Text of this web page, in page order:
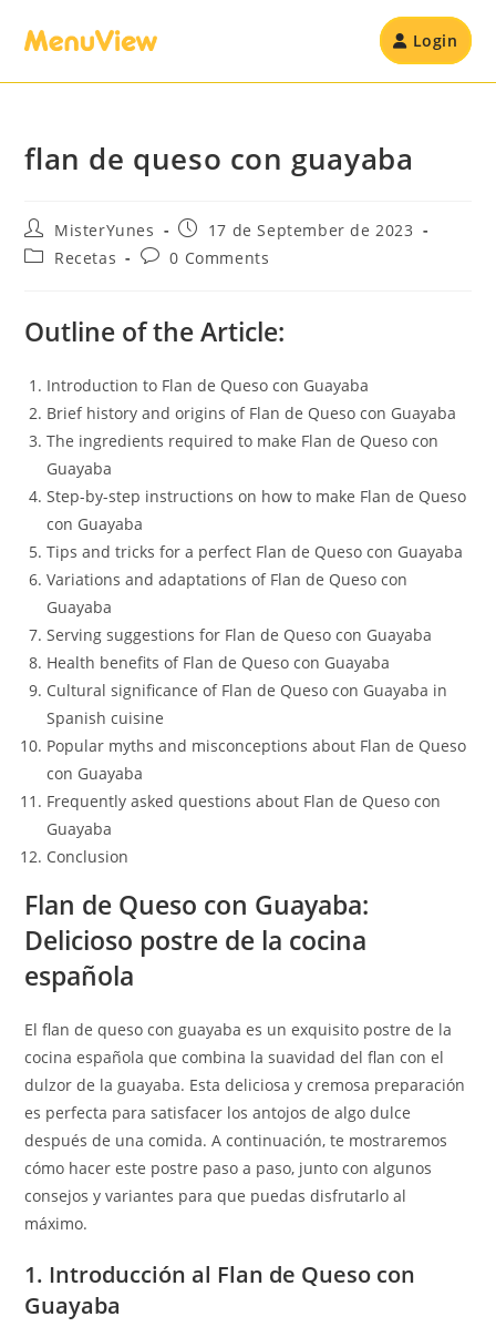
Login
flan de queso con guayaba
MisterYunes
17 de September de 2023
Recetas
0 Comments
Outline of the Article:
Introduction to Flan de Queso con Guayaba
Brief history and origins of Flan de Queso con Guayaba
The ingredients required to make Flan de Queso con
Guayaba
Step-by-step instructions on how to make Flan de Queso
con Guayaba
Tips and tricks for a perfect Flan de Queso con Guayaba
Variations and adaptations of Flan de Queso con
Guayaba
Serving suggestions for Flan de Queso con Guayaba
Health benefits of Flan de Queso con Guayaba
Cultural significance of Flan de Queso con Guayaba in
Spanish cuisine
Popular myths and misconceptions about Flan de Queso
con Guayaba
Frequently asked questions about Flan de Queso con
Guayaba
Conclusion
Flan de Queso con Guayaba:
Delicioso postre de la cocina
española
El flan de queso con guayaba es un exquisito postre de la
cocina española que combina la suavidad del flan con el
dulzor de la guayaba. Esta deliciosa y cremosa preparación
es perfecta para satisfacer los antojos de algo dulce
después de una comida. A continuación, te mostraremos
cómo hacer este postre paso a paso, junto con algunos
consejos y variantes para que puedas disfrutarlo al
máximo.
1. Introducción al Flan de Queso con
Guayaba